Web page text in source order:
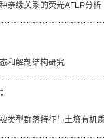
亲缘关系的荧光AFLP分析
和解剖结构研究
;
类型群落特征与土壤有机